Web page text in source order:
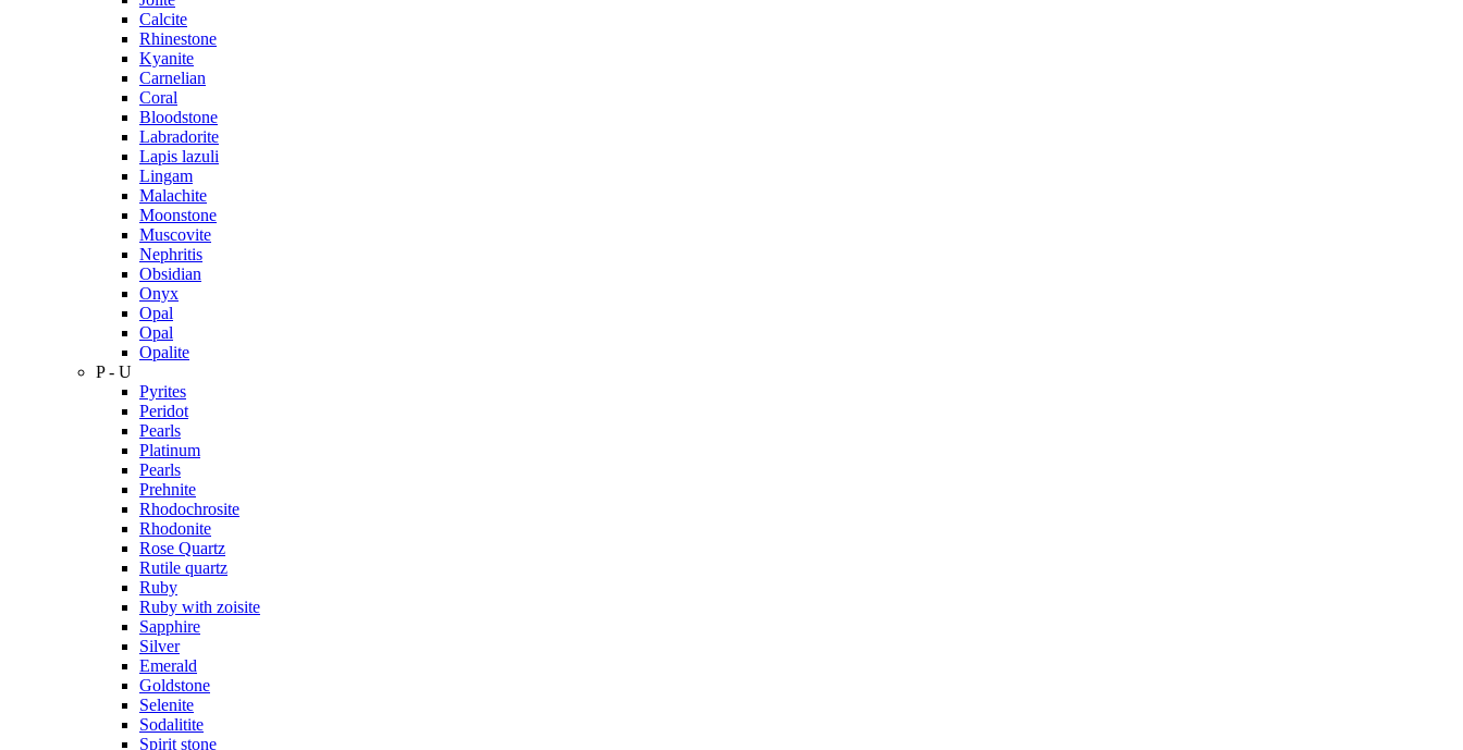
Calcite
Rhinestone
Kyanite
Carnelian
Coral
Bloodstone
Labradorite
Lapis lazuli
Lingam
Malachite
Moonstone
Muscovite
Nephritis
Obsidian
Onyx
Opal
Opal
Opalite
P - U
Pyrites
Peridot
Pearls
Platinum
Pearls
Prehnite
Rhodochrosite
Rhodonite
Rose Quartz
Rutile quartz
Ruby
Ruby with zoisite
Sapphire
Silver
Emerald
Goldstone
Selenite
Sodalitite
Spirit stone